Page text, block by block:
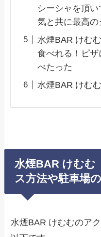
シーシャを頂
気と共に最高の
水煙BAR けむ
食べれる！ピ
べたった
水煙BAR けむ
水煙BAR けむむ
ス方法や駐車場
水煙BAR けむむのア